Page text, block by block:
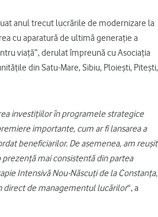
anul trecut lucrările de modernizare la
cu aparatură de ultimă generație a
viață”, derulat împreună cu Asociaţia
din Satu-Mare, Sibiu, Ploiești, Pitești,
investițiilor în programele strategice
importante, cum ar fi lansarea a
beneficiarilor. De asemenea, am reușit
mai consistentă din partea
Intensivă Nou-Născuți de la Constanța,
direct de managementul lucărilor“, a